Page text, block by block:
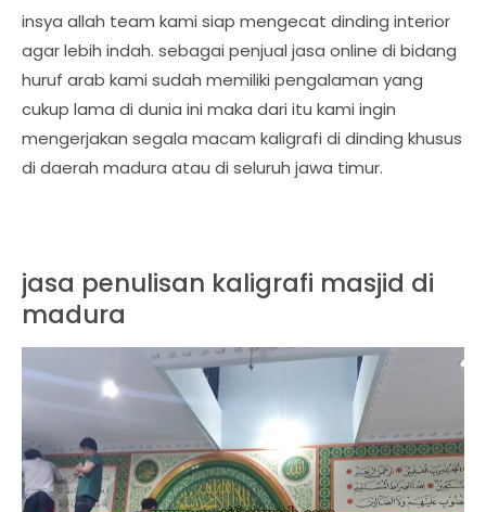
insya allah team kami siap mengecat dinding interior
agar lebih indah. sebagai penjual jasa online di bidang
huruf arab kami sudah memiliki pengalaman yang
cukup lama di dunia ini maka dari itu kami ingin
mengerjakan segala macam kaligrafi di dinding khusus
di daerah madura atau di seluruh jawa timur.
jasa penulisan kaligrafi masjid di
madura